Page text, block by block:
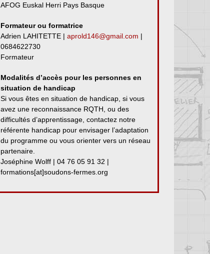
AFOG Euskal Herri Pays Basque
Formateur ou formatrice
Adrien LAHITETTE | aprold146@gmail.com |
0684622730
Formateur
Modalités d’accès pour les personnes en
situation de handicap
Si vous êtes en situation de handicap, si vous
avez une reconnaissance RQTH, ou des
difficultés d’apprentissage, contactez notre
référente handicap pour envisager l’adaptation
du programme ou vous orienter vers un réseau
partenaire.
Joséphine Wolff | 04 76 05 91 32 |
formations[at]soudons-fermes.org